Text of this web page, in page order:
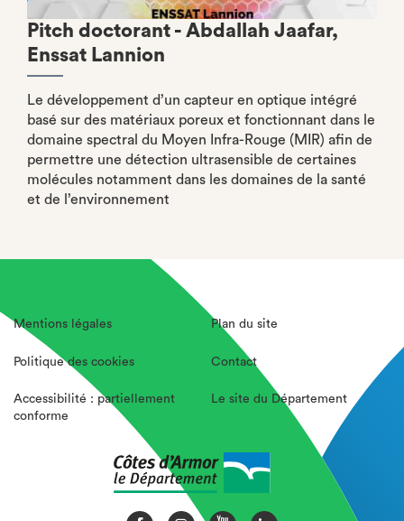
Pitch doctorant - Abdallah Jaafar,
Enssat Lannion
Le développement d’un capteur en optique intégré
basé sur des matériaux poreux et fonctionnant dans le
domaine spectral du Moyen Infra-Rouge (MIR) afin de
permettre une détection ultrasensible de certaines
molécules notamment dans les domaines de la santé
et de l’environnement
Mentions légales
Politique des cookies
Accessibilité : partiellement
conforme
Plan du site
Contact
Le site du Département